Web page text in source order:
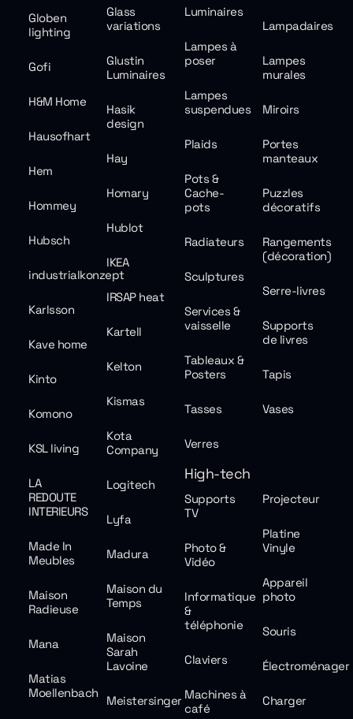
Glass
variations
Globen
lighting
Glustin
Luminaires
Gofi
H&M Home
Hasik
design
Hausofhart
Hay
Hem
Homary
Hommey
Hublot
Hubsch
IKEA
industrialkonzept
IRSAP heat
Karlsson
Kartell
Kave home
Kelton
Kinto
Kismas
Komono
Kota
Company
KSL living
LA
REDOUTE
INTERIEURS
Logitech
Lyfa
Made In
Meubles
Madura
Maison du
Temps
Maison
Radieuse
Maison
Sarah
Lavoine
Mana
Matias
Moellenbach
Meistersinger
Luminaires
Lampadaires
Lampes à
poser
Lampes
murales
Lampes
suspendues
Miroirs
Plaids
Portes
manteaux
Pots &
Cache-
pots
Puzzles
décoratifs
Radiateurs
Rangements
(décoration)
Sculptures
Serre-livres
Services &
vaisselle
Supports
de livres
Tableaux &
Posters
Tapis
Tasses Vases
Verres
High-tech
Supports
TV
Projecteur
Platine
Vinyle
Photo &
Vidéo
Appareil
photo
Informatique
&
téléphonie
Souris
Claviers
Électroménager
Machines à
café
Charger